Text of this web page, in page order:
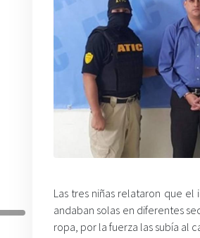
Las tres niñas relataron que
andaban solas en diferentes
ropa, por la fuerza las subía al